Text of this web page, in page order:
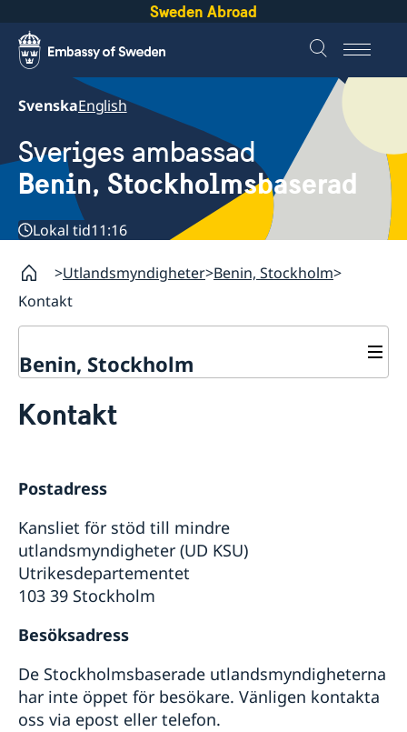
Sweden Abroad
SvenskaEnglish
Sveriges ambassad
Benin, Stockholmsbaserad
Lokal tid11:16
Utlandsmyndigheter Benin, Stockholm
Kontakt
Benin, Stockholm
Om oss
Kontakt
Postadress
Kansliet för stöd till mindre
utlandsmyndigheter (UD KSU)
Utrikesdepartementet
103 39 Stockholm
Besöksadress
De Stockholmsbaserade utlandsmyndigheterna
har inte öppet för besökare. Vänligen kontakta
oss via epost eller telefon.